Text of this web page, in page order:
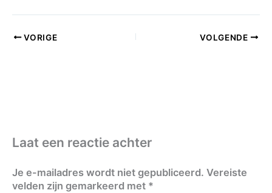
VORIGE VOLGENDE
Laat een reactie achter
Je e-mailadres wordt niet gepubliceerd. Vereiste
velden zijn gemarkeerd met *